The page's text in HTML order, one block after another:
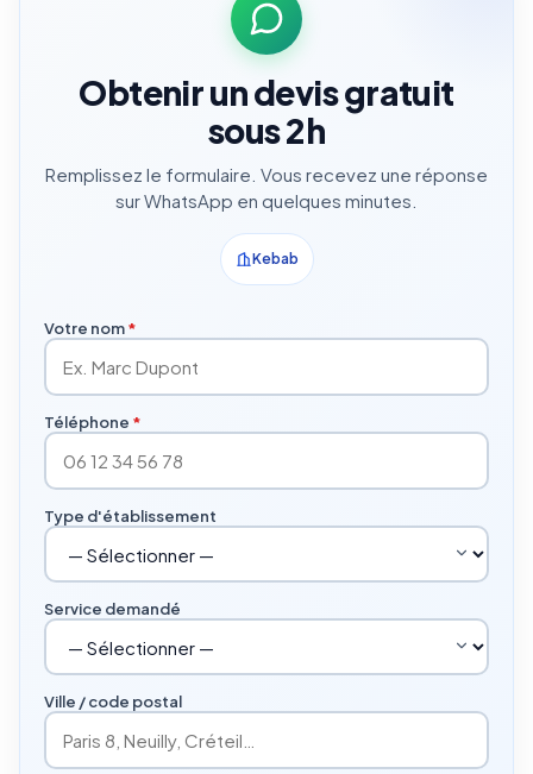
Obtenir un devis gratuit
sous 2h
Remplissez le formulaire. Vous recevez une réponse
sur WhatsApp en quelques minutes.
Kebab
Votre nom*
Téléphone *
Type d'établissement
Service demandé
Ville / code postal